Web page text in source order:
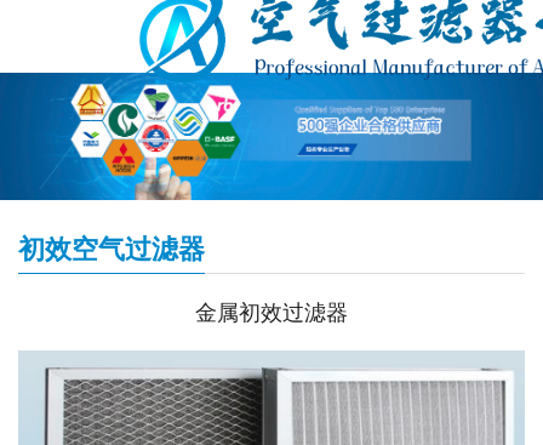
初效空气过滤器
金属初效过滤器